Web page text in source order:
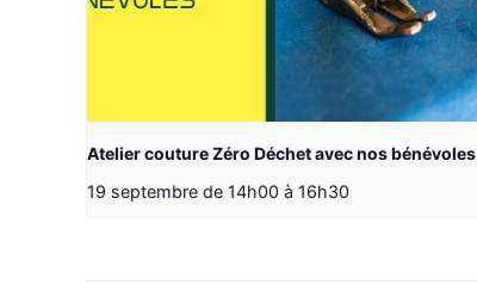
Atelier couture Zéro Déchet avec nos bénévoles
19 septembre de 14h00 à 16h30